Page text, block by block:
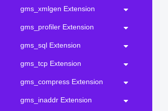
gms_xmlgen Extension
gms_profiler Extension
gms_sql Extension
gms_tcp Extension
gms_compress Extension
gms_inaddr Extension